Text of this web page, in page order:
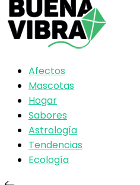
Afectos
Mascotas
Hogar
Sabores
Astrología
Tendencias
Ecología